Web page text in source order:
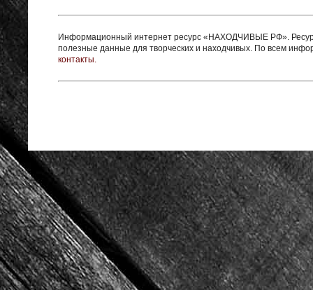
Информационный интернет ресурс «НАХОДЧИВЫЕ РФ».
полезные данные для творческих и находчивых. По всем
контакты.